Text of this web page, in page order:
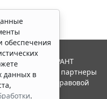
обеспечения
данных в
.
Система ГАРАНТ
"Гарант" и ее партнеры
ассоциации правовой